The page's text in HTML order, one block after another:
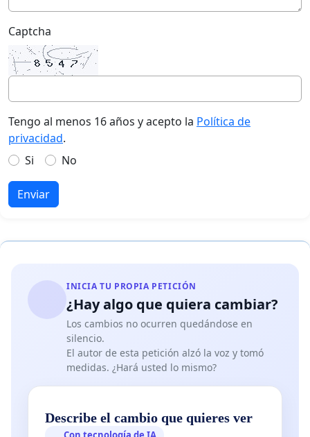
Captcha
Tengo al menos 16 años y acepto la Política de
privacidad.
Si
No
Enviar
INICIA TU PROPIA PETICIÓN
¿Hay algo que quiera cambiar?
Los cambios no ocurren quedándose en
silencio.
El autor de esta petición alzó la voz y tomó
medidas. ¿Hará usted lo mismo?
Describe el cambio que quieres ver